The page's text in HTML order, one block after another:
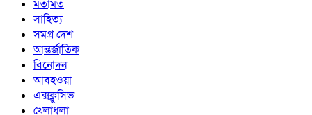
মতামত
সাহিত্য
সমগ্র দেশ
আন্তর্জাতিক
বিনোদন
আবহওয়া
এক্সক্লুসিভ
খেলাধুলা